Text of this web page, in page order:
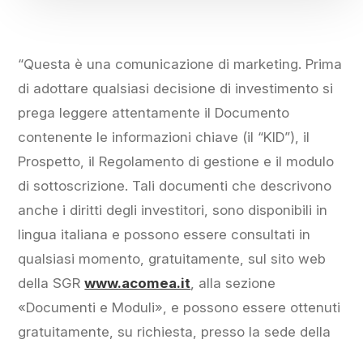
“Questa è una comunicazione di marketing. Prima
di adottare qualsiasi decisione di investimento si
prega leggere attentamente il Documento
contenente le informazioni chiave (il “KID”), il
Prospetto, il Regolamento di gestione e il modulo
di sottoscrizione. Tali documenti che descrivono
anche i diritti degli investitori, sono disponibili in
lingua italiana e possono essere consultati in
qualsiasi momento, gratuitamente, sul sito web
della SGRwww.acomea.it, alla sezione
«Documenti e Moduli», e possono essere ottenuti
gratuitamente, su richiesta, presso la sede della